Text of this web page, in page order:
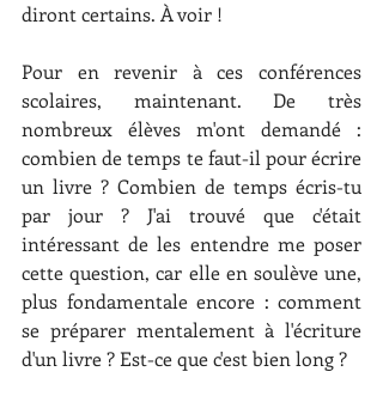
diront certains. À voir !
Pour en revenir à ces conférences
scolaires, maintenant. De très
nombreux élèves m'ont demandé :
combien de temps te faut-il pour écrire
un livre ? Combien de temps écris-tu
par jour ? J'ai trouvé que c'était
intéressant de les entendre me poser
cette question, car elle en soulève une,
plus fondamentale encore : comment
se préparer mentalement à l'écriture
d'un livre ? Est-ce que c'est bien long ?